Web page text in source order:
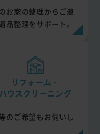
お家の整理からご遺
品整理をサポート。
リフォーム・
ハウスクリーニング
のご希望もお伺いし